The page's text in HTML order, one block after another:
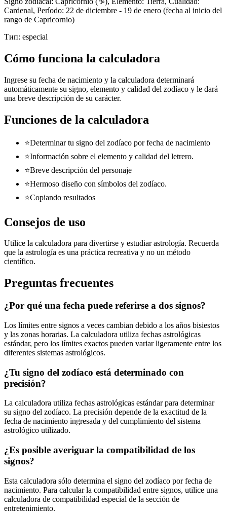
Cardenal, Período: 22 de diciembre - 19 de enero (fecha al inicio del
rango de Capricornio)
Тип: especial
Cómo funciona la calculadora
Ingrese su fecha de nacimiento y la calculadora determinará
automáticamente su signo, elemento y calidad del zodíaco y le dará
una breve descripción de su carácter.
Funciones de la calculadora
⭐Determinar tu signo del zodíaco por fecha de nacimiento
⭐Información sobre el elemento y calidad del letrero.
⭐Breve descripción del personaje
⭐Hermoso diseño con símbolos del zodíaco.
⭐Copiando resultados
Consejos de uso
Utilice la calculadora para divertirse y estudiar astrología. Recuerda
que la astrología es una práctica recreativa y no un método
científico.
Preguntas frecuentes
¿Por qué una fecha puede referirse a dos signos?
Los límites entre signos a veces cambian debido a los años bisiestos
y las zonas horarias. La calculadora utiliza fechas astrológicas
estándar, pero los límites exactos pueden variar ligeramente entre los
diferentes sistemas astrológicos.
¿Tu signo del zodíaco está determinado con
precisión?
La calculadora utiliza fechas astrológicas estándar para determinar
su signo del zodíaco. La precisión depende de la exactitud de la
fecha de nacimiento ingresada y del cumplimiento del sistema
astrológico utilizado.
¿Es posible averiguar la compatibilidad de los
signos?
Esta calculadora sólo determina el signo del zodíaco por fecha de
nacimiento. Para calcular la compatibilidad entre signos, utilice una
calculadora de compatibilidad especial de la sección de
entretenimiento.